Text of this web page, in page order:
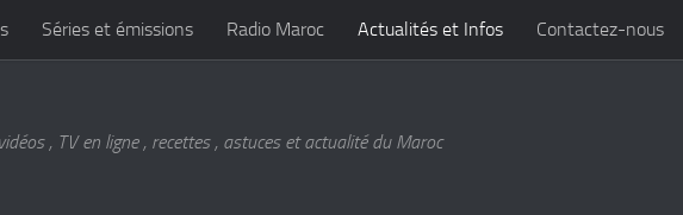
Séries et émissions Radio Maroc Actualités et Infos Contactez-nous
, TV en ligne , recettes , astuces et actualité du Maroc